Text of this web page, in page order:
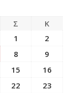
Σ
Κ
1
2
8
9
15
16
22
23